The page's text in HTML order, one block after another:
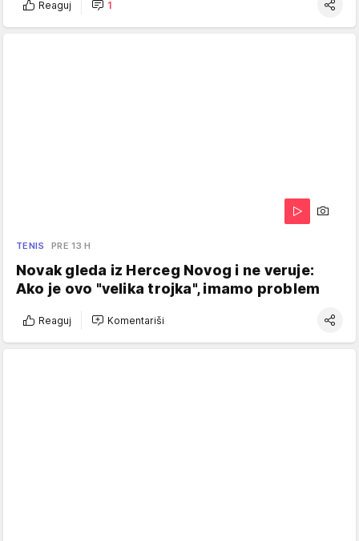
Reaguj 1
TENIS PRE 13 H
Novak gleda iz Herceg Novog i ne veruje:
Ako je ovo "velika trojka", imamo problem
Reaguj Komentariši